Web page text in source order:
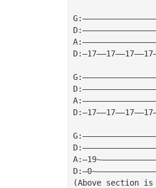
(Above section